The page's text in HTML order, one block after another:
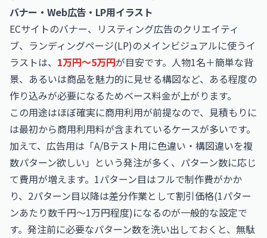
バナー・Web広告・LP用イラスト
ECサイトのバナー、リスティング広告のクリエイティ
ブ、ランディングページ(LP)のメインビジュアルに使うイ
ラストは、 1万円〜5万円が目安です。人物1名＋簡単な背
景、あるいは商品を魅力的に見せる構図など、ある程度の
作り込みが必要になるためベース料金が上がります。
この用途はほぼ確実に商用利用が前提なので、見積もりに
は最初から商用利用料が含まれているケースが多いです。
加えて、広告用は「A/Bテスト用に色違い・構図違いを複
数パターン欲しい」という発注が多く、パターン数に応じ
て費用が増えます。1パターン目はフルで制作費がかか
り、2パターン目以降は差分作業として割引価格(1パター
ンあたり数千円〜1万円程度)になるのが一般的な設定で
す。発注前に必要なパターン数を洗い出しておくと、無駄